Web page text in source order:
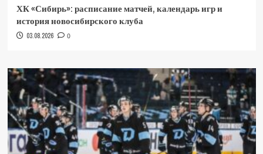
ХК «Сибирь»: расписание матчей, календарь игр и
история новосибирского клуба
03.08.2026 0